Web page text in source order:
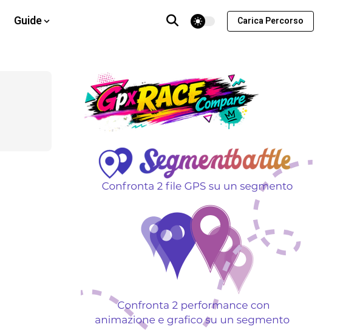
Guide theme switcher Carica Percorso